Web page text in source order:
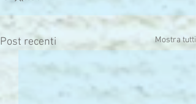
Post recenti Mostra tutti